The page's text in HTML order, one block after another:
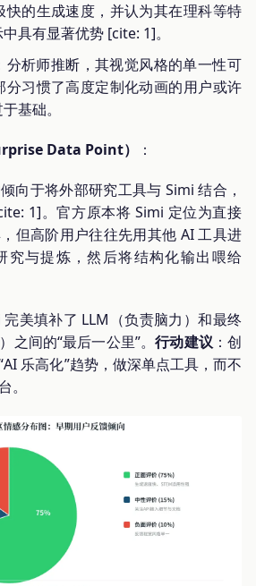
快的生成速度，并认为其在理科等特
具有显著优势 [cite: 1]。
分析师推断，其视觉风格的单一性可
分习惯了高度定制化动画的用户或许
基础。
Data Point） ：
向于将外部研究工具与 Simi 结合，
1]。官方原本将 Simi 定位为直接
但高阶用户往往先用其他 AI 工具进
究与提炼，然后将结构化输出喂给
完美填补了 LLM（负责脑力）和最终
之间的“最后一公里”。行动建议：创
乐高化”趋势，做深单点工具，而不
。